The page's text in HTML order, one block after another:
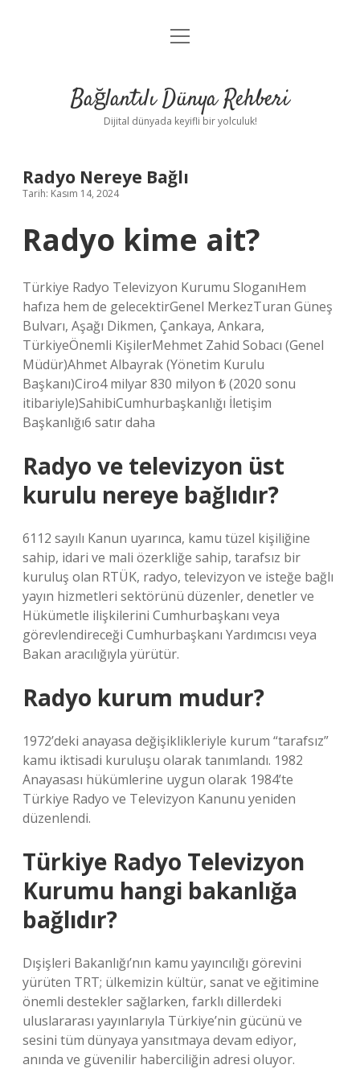
Anasayfa
Yasal Uyarı
menüyü
Bağlantılı Dünya Rehberi
Dijital dünyada keyifli bir yolculuk!
Radyo Nereye Bağlı
Tarih: Kasım 14, 2024
Radyo kime ait?
Türkiye Radyo Televizyon Kurumu SloganıHem
hafıza hem de gelecektirGenel MerkezTuran Güneş
Bulvarı, Aşağı Dikmen, Çankaya, Ankara,
TürkiyeÖnemli KişilerMehmet Zahid Sobacı (Genel
Müdür)Ahmet Albayrak (Yönetim Kurulu
Başkanı)Ciro4 milyar 830 milyon ₺ (2020 sonu
itibariyle)SahibiCumhurbaşkanlığı İletişim
Başkanlığı6 satır daha
Radyo ve televizyon üst
kurulu nereye bağlıdır?
6112 sayılı Kanun uyarınca, kamu tüzel kişiliğine
sahip, idari ve mali özerkliğe sahip, tarafsız bir
kuruluş olan RTÜK, radyo, televizyon ve isteğe bağlı
yayın hizmetleri sektörünü düzenler, denetler ve
Hükümetle ilişkilerini Cumhurbaşkanı veya
görevlendireceği Cumhurbaşkanı Yardımcısı veya
Bakan aracılığıyla yürütür.
Radyo kurum mudur?
1972’deki anayasa değişiklikleriyle kurum “tarafsız”
kamu iktisadi kuruluşu olarak tanımlandı. 1982
Anayasası hükümlerine uygun olarak 1984’te
Türkiye Radyo ve Televizyon Kanunu yeniden
düzenlendi.
Türkiye Radyo Televizyon
Kurumu hangi bakanlığa
bağlıdır?
Dışişleri Bakanlığı’nın kamu yayıncılığı görevini
yürüten TRT; ülkemizin kültür, sanat ve eğitimine
önemli destekler sağlarken, farklı dillerdeki
uluslararası yayınlarıyla Türkiye’nin gücünü ve
sesini tüm dünyaya yansıtmaya devam ediyor,
anında ve güvenilir haberciliğin adresi oluyor.